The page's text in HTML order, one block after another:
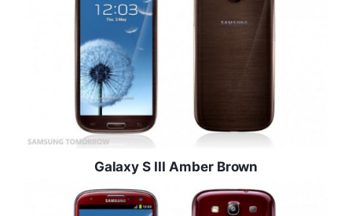
Galaxy S III Amber Brown